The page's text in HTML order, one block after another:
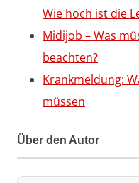
Wie hoch ist die
Midijob – Was
beachten?
Krankmeldung:
müssen
Über den Autor